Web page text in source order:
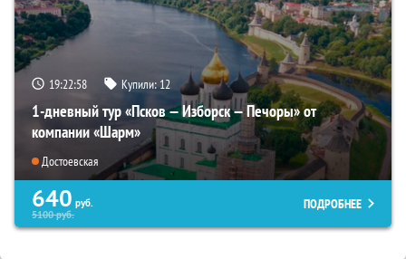
19:22:56 Купили:12
1-дневный тур «Псков — Изборск — Печоры» от
компании «Шарм»
Достоевская
640 руб.
5100руб.
ПОДРОБНЕЕ